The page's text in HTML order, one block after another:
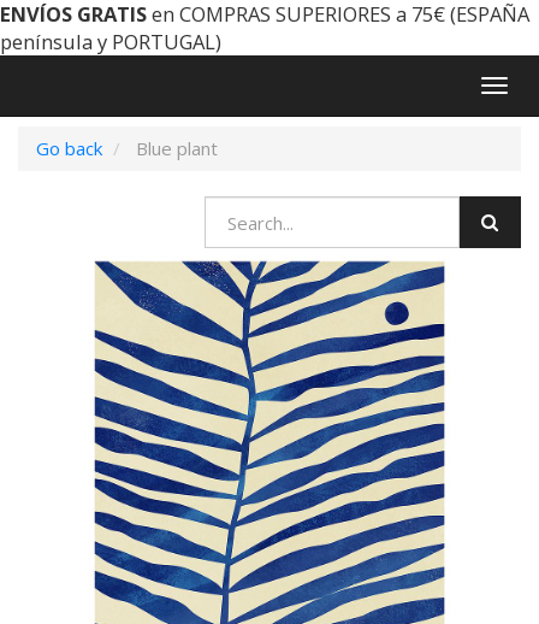
ENVÍOS GRATISen COMPRAS SUPERIORES a 75€ (ESPAÑA
península y PORTUGAL)
Go back
Blue plant